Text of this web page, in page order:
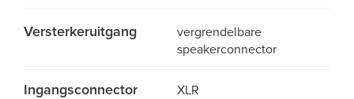
Versterkeruitgang
vergrendelbare
speakerconnector
Ingangsconnector XLR